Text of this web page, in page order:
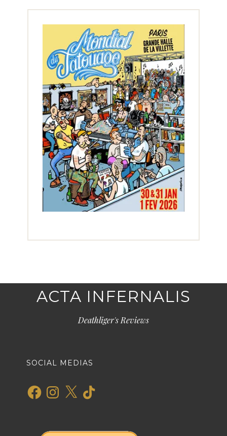
ACTA INFERNALIS
Deathliger's Reviews
SOCIAL MEDIAS
FacebookInstagram
X TikTok